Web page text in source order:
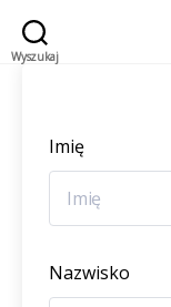
Wyszukaj
Imię
Nazwisko